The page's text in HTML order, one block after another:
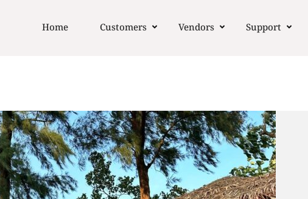
Home Customers Vendors Support